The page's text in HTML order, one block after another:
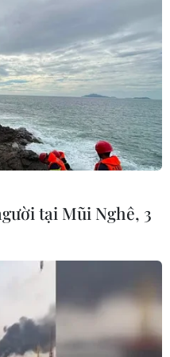
từ trước đến nay của
nhẹ.
quốc gia
tại Mũi Nghê, 3